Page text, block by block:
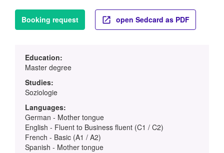
Booking request open Sedcard as PDF
Education:
Master degree
Studies:
Soziologie
Languages:
German - Mother tongue
English - Fluent to Business fluent (C1 / C2)
French - Basic (A1 / A2)
Spanish - Mother tongue